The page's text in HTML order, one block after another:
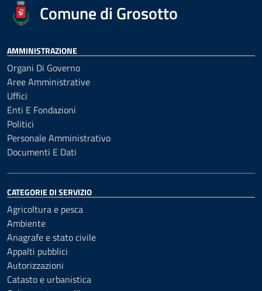
Comune di Grosotto
AMMINISTRAZIONE
Organi Di Governo
Aree Amministrative
Uffici
Enti E Fondazioni
Politici
Personale Amministrativo
Documenti E Dati
CATEGORIE DI SERVIZIO
Agricoltura e pesca
Ambiente
Anagrafe e stato civile
Appalti pubblici
Autorizzazioni
Catasto e urbanistica